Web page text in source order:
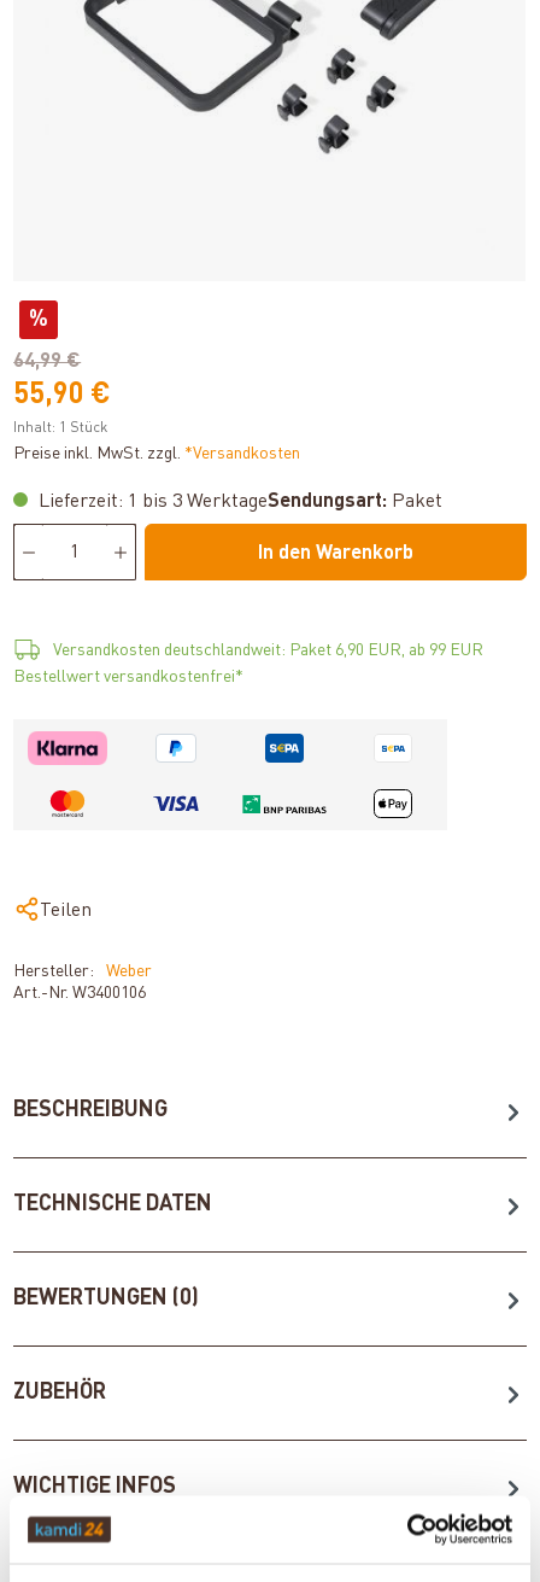
%
64,99 €
55,90 €
Inhalt: 1 Stück
Preise inkl. MwSt. zzgl. *Versandkosten
Lieferzeit: 1 bis 3 WerktageSendungsart: Paket
In den Warenkorb
Versandkosten deutschlandweit: Paket 6,90 EUR, ab 99 EUR
Bestellwert versandkostenfrei*
Teilen
Hersteller:
Weber
Art.-Nr.W3400106
BESCHREIBUNG
TECHNISCHE DATEN
BEWERTUNGEN (0)
ZUBEHÖR
WICHTIGE INFOS